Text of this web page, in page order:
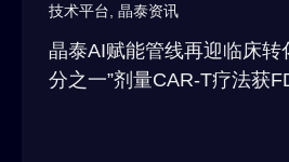
技术平台 晶泰资讯
晶泰AI赋能管线再迎临床转
分之一”剂量CAR-T疗法获